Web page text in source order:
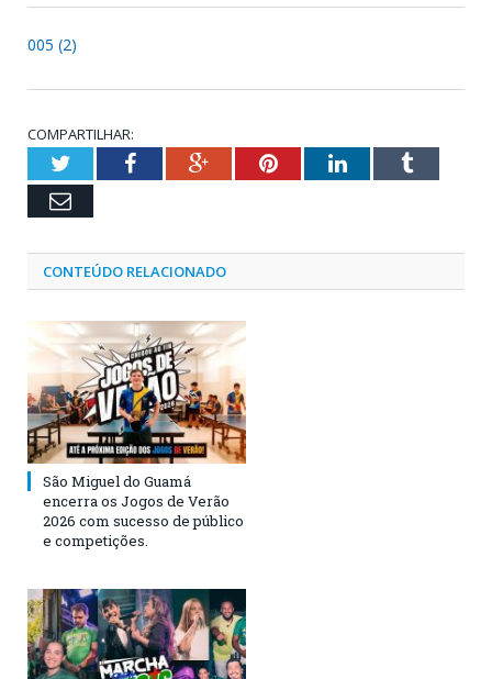
005 (2)
COMPARTILHAR:
TwitterFacebookGoogle+PinterestLinkedInTumblr
Email
CONTEÚDO RELACIONADO
São Miguel do Guamá
encerra os Jogos de Verão
2026 com sucesso de público
e competições.